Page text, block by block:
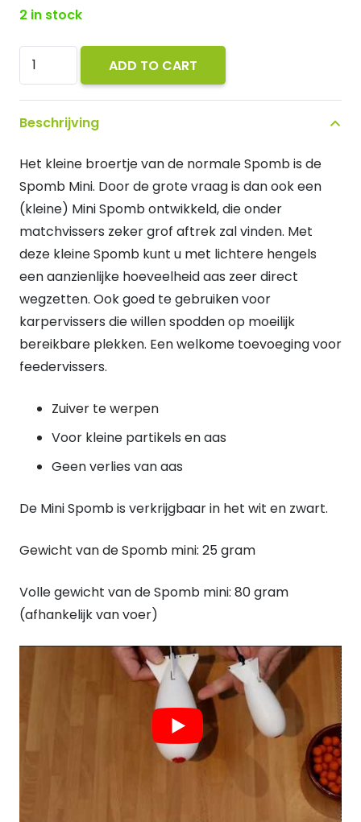
2 in stock
Spomb
zwart
mini
quantity
ADD TO CART
Beschrijving
Het kleine broertje van de normale Spomb is de
Spomb Mini. Door de grote vraag is dan ook een
(kleine) Mini Spomb ontwikkeld, die onder
matchvissers zeker grof aftrek zal vinden. Met
deze kleine Spomb kunt u met lichtere hengels
een aanzienlijke hoeveelheid aas zeer direct
wegzetten. Ook goed te gebruiken voor
karpervissers die willen spodden op moeilijk
bereikbare plekken. Een welkome toevoeging voor
feedervissers.
Zuiver te werpen
Voor kleine partikels en aas
Geen verlies van aas
De Mini Spomb is verkrijgbaar in het wit en zwart.
Gewicht van de Spomb mini: 25 gram
Volle gewicht van de Spomb mini: 80 gram
(afhankelijk van voer)